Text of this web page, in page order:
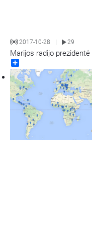
2017-10-28 29
Marijos radijo